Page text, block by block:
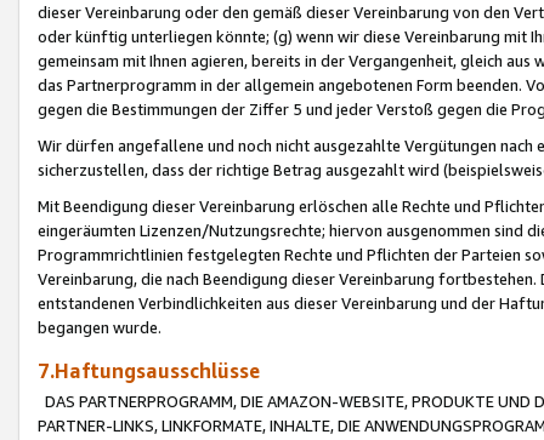
dieser Vereinbarung oder den gemäß dieser Vereinbarung von den
oder künftig unterliegen könnte; (g) wenn wir diese Vereinbarung mit
gemeinsam mit Ihnen agieren, bereits in der Vergangenheit, gleich
das Partnerprogramm in der allgemein angebotenen Form beenden.
gegen die Bestimmungen der Ziffer 5 und jeder Verstoß gegen die
Wir dürfen angefallene und noch nicht ausgezahlte Vergütungen
sicherzustellen, dass der richtige Betrag ausgezahlt wird
Mit Beendigung dieser Vereinbarung erlöschen alle Rechte und
eingeräumten Lizenzen/Nutzungsrechte; hiervon ausgenommen sind
Programmrichtlinien festgelegten Rechte und Pflichten der Parteien
Vereinbarung, die nach Beendigung dieser Vereinbarung
entstandenen Verbindlichkeiten aus dieser Vereinbarung und der
begangen wurde.
7.Haftungsausschlüsse
DAS PARTNERPROGRAMM, DIE AMAZON-WEBSITE, PRODUKTE UND
PARTNER-LINKS, LINKFORMATE, INHALTE, DIE